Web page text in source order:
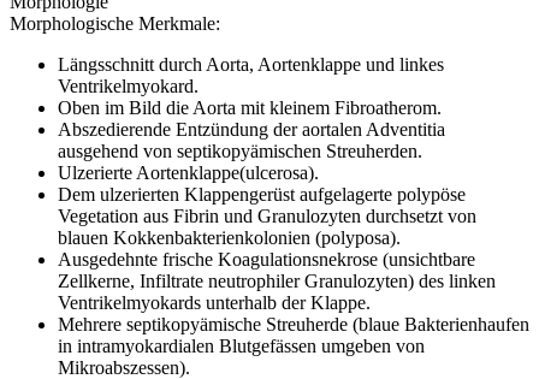
Morphologische Merkmale:
Längsschnitt durch Aorta, Aortenklappe und linkes
Ventrikelmyokard.
Oben im Bild die Aorta mit kleinem Fibroatherom.
Abszedierende Entzündung der aortalen Adventitia
ausgehend von septikopyämischen Streuherden.
Ulzerierte Aortenklappe(ulcerosa).
Dem ulzerierten Klappengerüst aufgelagerte polypöse
Vegetation aus Fibrin und Granulozyten durchsetzt von
blauen Kokkenbakterienkolonien (polyposa).
Ausgedehnte frische Koagulationsnekrose (unsichtbare
Zellkerne, Infiltrate neutrophiler Granulozyten) des linken
Ventrikelmyokards unterhalb der Klappe.
Mehrere septikopyämische Streuherde (blaue Bakterienhaufen
in intramyokardialen Blutgefässen umgeben von
Mikroabszessen).